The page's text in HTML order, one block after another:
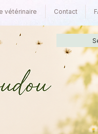
vétérinaire Contact